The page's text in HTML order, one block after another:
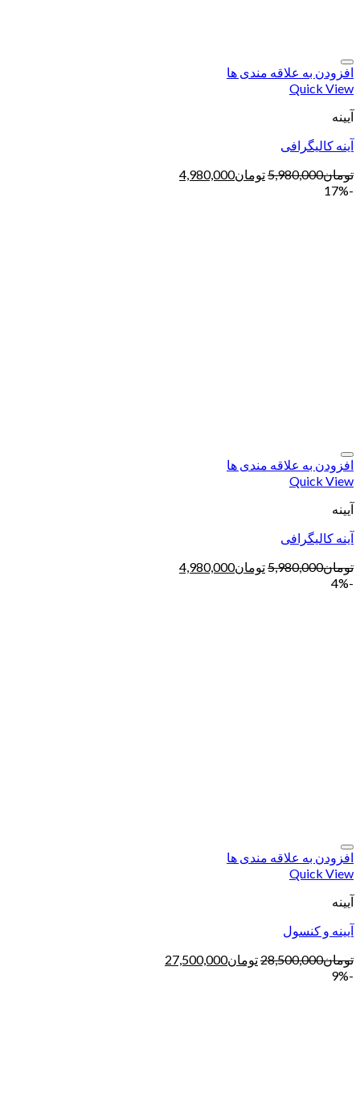
افزودن به علاقه مندی ها
Quick View
آیینه
آینه کالیگرافی
تومان5,980,000تومان4,980,000
-17%
افزودن به علاقه مندی ها
Quick View
آیینه
آینه کالیگرافی
تومان5,980,000تومان4,980,000
-4%
افزودن به علاقه مندی ها
Quick View
آیینه
آیینه و کنسول
تومان28,500,000تومان27,500,000
-9%